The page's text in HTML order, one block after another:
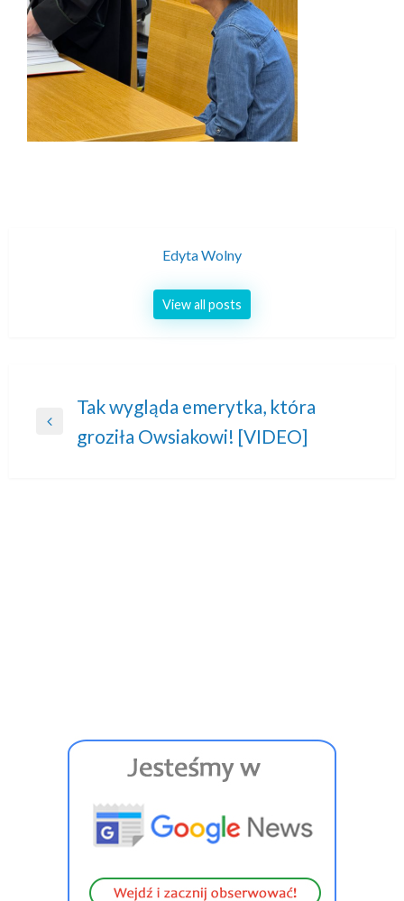
Edyta Wolny
View all posts
Nawigacja
wpisu
Previous
Tak wygląda emerytka, która
groziła Owsiakowi! [VIDEO]